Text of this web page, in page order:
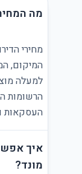
מה
מחירי
המיקום,
למעלה
הרשומות
העסקאות
איך
מונד?